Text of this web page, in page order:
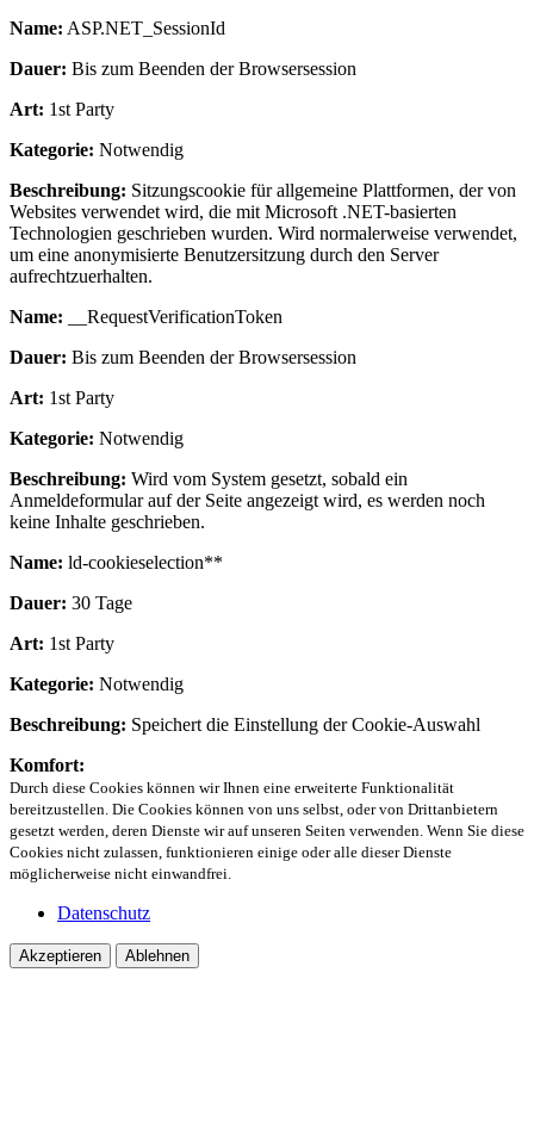
Name: ASP.NET_SessionId
Dauer: Bis zum Beenden der Browsersession
Art: 1st Party
Kategorie: Notwendig
Beschreibung: Sitzungscookie für allgemeine Plattformen, der von
Websites verwendet wird, die mit Microsoft .NET-basierten
Technologien geschrieben wurden. Wird normalerweise verwendet,
um eine anonymisierte Benutzersitzung durch den Server
aufrechtzuerhalten.
Name: __RequestVerificationToken
Dauer: Bis zum Beenden der Browsersession
Art: 1st Party
Kategorie: Notwendig
Beschreibung: Wird vom System gesetzt, sobald ein
Anmeldeformular auf der Seite angezeigt wird, es werden noch
keine Inhalte geschrieben.
Name: ld-cookieselection**
Dauer: 30 Tage
Art: 1st Party
Kategorie: Notwendig
Beschreibung: Speichert die Einstellung der Cookie-Auswahl
Komfort:
Durch diese Cookies können wir Ihnen eine erweiterte Funktionalität
bereitzustellen. Die Cookies können von uns selbst, oder von Drittanbietern
gesetzt werden, deren Dienste wir auf unseren Seiten verwenden. Wenn Sie diese
Cookies nicht zulassen, funktionieren einige oder alle dieser Dienste
möglicherweise nicht einwandfrei.
Datenschutz
Akzeptieren Ablehnen